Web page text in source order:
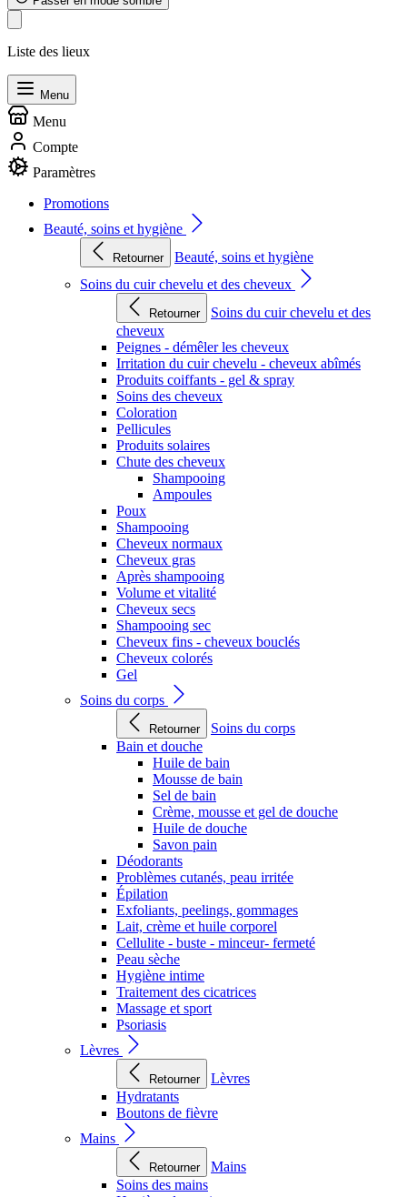
Liste des lieux
Menu
Menu
Compte
Paramètres
Promotions
Beauté, soins et hygiène
Retourner
Beauté, soins et hygiène
Soins du cuir chevelu et des cheveux
Retourner
Soins du cuir chevelu et des
cheveux
Peignes - démêler les cheveux
Irritation du cuir chevelu - cheveux abîmés
Produits coiffants - gel & spray
Soins des cheveux
Coloration
Pellicules
Produits solaires
Chute des cheveux
Shampooing
Ampoules
Poux
Shampooing
Cheveux normaux
Cheveux gras
Après shampooing
Volume et vitalité
Cheveux secs
Shampooing sec
Cheveux fins - cheveux bouclés
Cheveux colorés
Gel
Soins du corps
Retourner
Soins du corps
Bain et douche
Huile de bain
Mousse de bain
Sel de bain
Crème, mousse et gel de douche
Huile de douche
Savon pain
Déodorants
Problèmes cutanés, peau irritée
Épilation
Exfoliants, peelings, gommages
Lait, crème et huile corporel
Cellulite - buste - minceur- fermeté
Peau sèche
Hygiène intime
Traitement des cicatrices
Massage et sport
Psoriasis
Lèvres
Retourner
Lèvres
Hydratants
Boutons de fièvre
Mains
Retourner
Mains
Soins des mains